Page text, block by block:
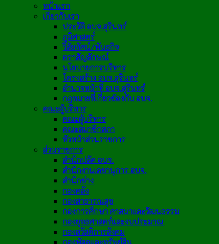
หน้าแรก
เกี่ยวกับเรา
ประวัติ อบจ.สุรินทร์
ภูมิศาสตร์
วิสัยทัศน์/พันธกิจ
ตราสัญลักษณ์
นโยบายการบริหาร
โครงสร้าง อบจ.สุรินทร์
อำนาจหน้าที่ อบจ.สุรินทร์
กฎหมายที่เกี่ยวข้องกับ อบจ.
คณะผู้บริหาร
คณะผู้บริหาร
คณะสมาชิกสภา
หัวหน้าส่วนราชการ
ส่วนราชการ
สำนักปลัด อบจ.
สำนักงานเลขานุการ อบจ.
สำนักช่าง
กองคลัง
กองสาธารณสุข
กองการศึกษา ศาสนาและวัฒนธรรม
กองยุทธศาสตร์และงบประมาณ
กองสวัสดิการสังคม
กองพัสดุและทรัพย์สิน